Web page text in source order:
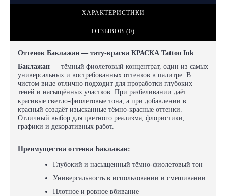
ХАРАКТЕРИСТИКИ
ОТЗЫВОВ (0)
Оттенок Баклажан — тату-краска КРАСКА Tattoo Ink
Баклажан — тёмный фиолетовый концентрат, один из самых
универсальных и востребованных оттенков в палитре. В
чистом виде отлично подходит для проработки глубоких
теней и насыщённых участков. При разбеливании даёт
красивые светло-фиолетовые тона, а при добавлении в
красный создаёт изысканные тёмно-красные оттенки.
Отличный выбор для цветного реализма, флористики,
графики и декоративных работ.
Преимущества оттенка Баклажан:
Глубокий и насыщенный тёмно-фиолетовый тон
Универсальность в использовании и смешивании
Плотное и ровное вбивание